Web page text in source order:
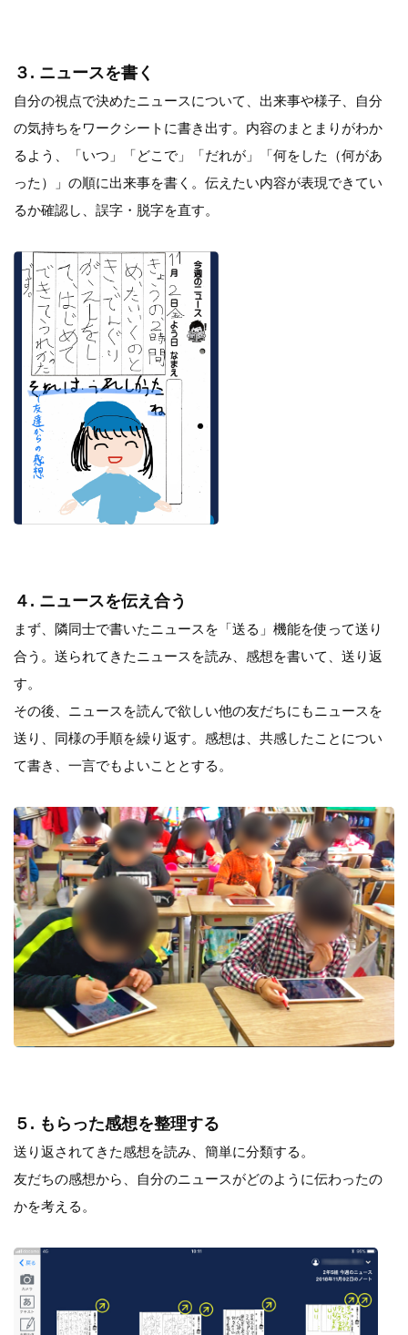
３. ニュースを書く
自分の視点で決めたニュースについて、出来事や様子、自分
の気持ちをワークシートに書き出す。内容のまとまりがわか
るよう、「いつ」「どこで」「だれが」「何をした（何があ
った）」の順に出来事を書く。伝えたい内容が表現できてい
るか確認し、誤字・脱字を直す。
４. ニュースを伝え合う
まず、隣同士で書いたニュースを「送る」機能を使って送り
合う。送られてきたニュースを読み、感想を書いて、送り返
す。
その後、ニュースを読んで欲しい他の友だちにもニュースを
送り、同様の手順を繰り返す。感想は、共感したことについ
て書き、一言でもよいこととする。
５. もらった感想を整理する
送り返されてきた感想を読み、簡単に分類する。
友だちの感想から、自分のニュースがどのように伝わったの
かを考える。